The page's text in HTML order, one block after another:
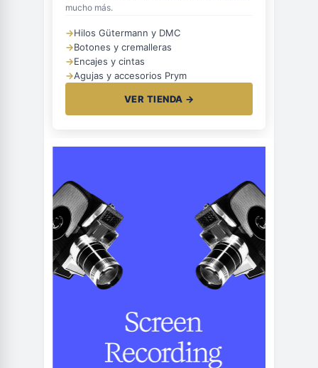
mucho más.
→Hilos Gütermann y DMC
→Botones y cremalleras
→Encajes y cintas
→Agujas y accesorios Prym
VER TIENDA →